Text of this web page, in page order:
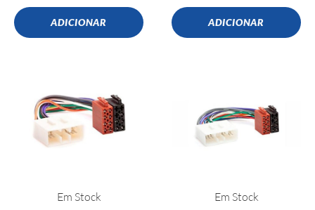
ADICIONAR ADICIONAR
Em Stock Em Stock